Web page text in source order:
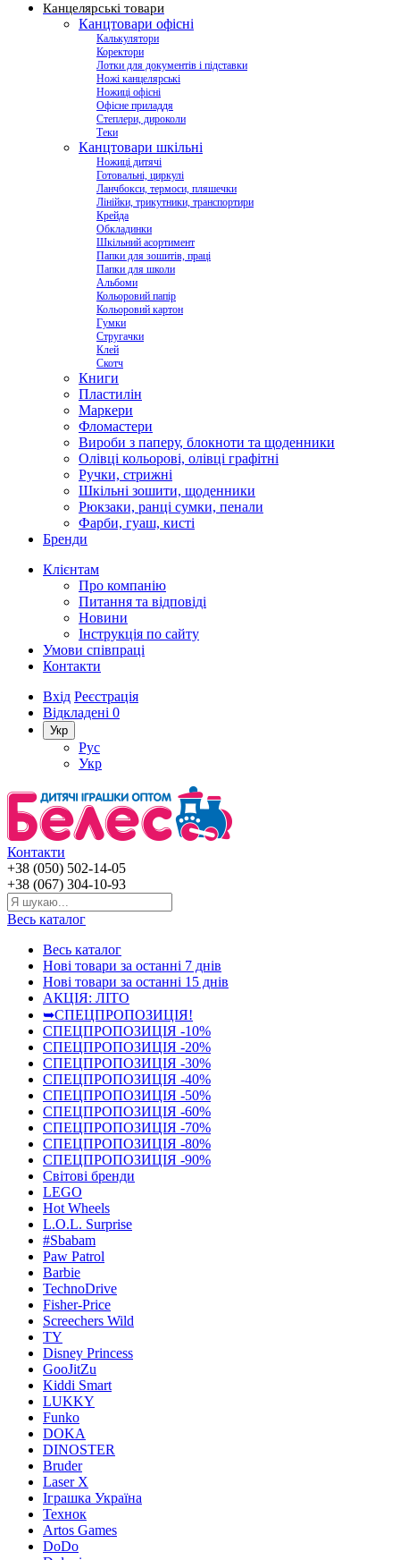
Канцелярські товари
Канцтовари офісні
Калькулятори
Коректори
Лотки для документів і підставки
Ножі канцелярські
Ножиці офісні
Офісне приладдя
Степлери, дироколи
Теки
Канцтовари шкільні
Ножиці дитячі
Готовальні, циркулі
Ланчбокси, термоси, пляшечки
Лінійки, трикутники, транспортири
Крейда
Обкладинки
Шкільний асортимент
Папки для зошитів, праці
Папки для школи
Альбоми
Кольоровий папір
Кольоровий картон
Гумки
Стругачки
Клей
Скотч
Книги
Пластилін
Маркери
Фломастери
Вироби з паперу, блокноти та щоденники
Олівці кольорові, олівці графітні
Ручки, стрижні
Шкільні зошити, щоденники
Рюкзаки, ранці сумки, пенали
Фарби, гуаш, кисті
Бренди
Клієнтам
Про компанію
Питання та відповіді
Новини
Інструкція по сайту
Умови співпраці
Контакти
Вхід Реєстрація
Відкладені 0
Укр
Рус
Укр
Контакти
+38 (050) 502-14-05
+38 (067) 304-10-93
Весь каталог
Весь каталог
Нові товари за останнi 7 днiв
Нові товари за останнi 15 днiв
АКЦІЯ: ЛІТО
➥СПЕЦПРОПОЗИЦІЯ!
СПЕЦПРОПОЗИЦІЯ -10%
СПЕЦПРОПОЗИЦІЯ -20%
СПЕЦПРОПОЗИЦІЯ -30%
СПЕЦПРОПОЗИЦІЯ -40%
СПЕЦПРОПОЗИЦІЯ -50%
СПЕЦПРОПОЗИЦІЯ -60%
СПЕЦПРОПОЗИЦІЯ -70%
СПЕЦПРОПОЗИЦІЯ -80%
СПЕЦПРОПОЗИЦІЯ -90%
Світові бренди
LEGO
Hot Wheels
L.O.L. Surprise
#Sbabam
Paw Patrol
Barbie
TechnoDrive
Fisher-Price
Screechers Wild
TY
Disney Princess
GooJitZu
Kiddi Smart
LUKKY
Funko
DOKA
DINOSTER
Bruder
Laser X
Іграшка Україна
Технок
Artos Games
DoDo